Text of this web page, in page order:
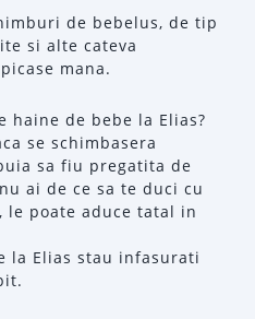
de bebelus, de tip
si alte cateva
mana.
haine de bebe la Elias?
se schimbasera
sa fiu pregatita de
ai de ce sa te duci cu
le poate aduce tatal in
la Elias stau infasurati